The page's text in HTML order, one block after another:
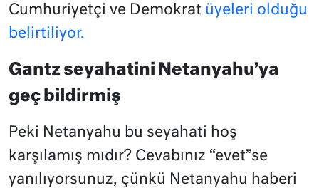
Cumhuriyetçi ve Demokrat üyeleri olduğu
belirtiliyor.
Gantz seyahatini Netanyahu’ya
geç bildirmiş
Peki Netanyahu bu seyahati hoş
karşılamış mıdır? Cevabınız “evet”se
yanılıyorsunuz, çünkü Netanyahu haberi